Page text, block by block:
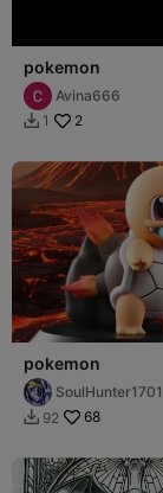
pokemon
Avina666
 1 2
pokemon
SoulHunter1701
 92 68